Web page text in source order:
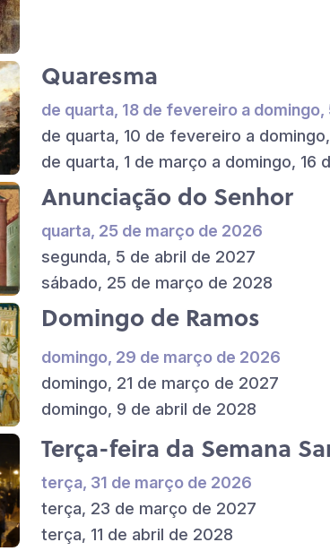
Quaresma
de quarta, 18 de fevereiro a
de quarta, 10 de fevereiro a
de quarta, 1 de março a domingo, 16
Anunciação do Senhor
quarta, 25 de março de 2026
segunda, 5 de abril de 2027
sábado, 25 de março de 2028
Domingo de Ramos
domingo, 29 de março de 2026
domingo, 21 de março de 2027
domingo, 9 de abril de 2028
Terça-feira da Semana
terça, 31 de março de 2026
terça, 23 de março de 2027
terça, 11 de abril de 2028